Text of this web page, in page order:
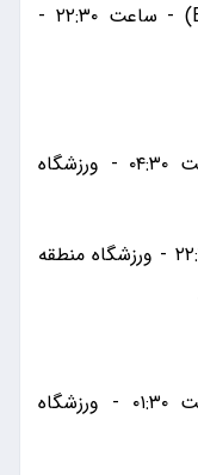
* کانادا - بوسنی و هرزگوین (گروه B) - ساعت ۲۲:۳۰ -
* آمریکا - پاراگوئه (گروه D) - ساعت ۰۴:۳۰ - ورزشگاه
* قطر - سوئیس (گروه B) - ساعت ۲۲:۳۰ - ورزشگاه منطقه
* برزیل - مراکش (گروه C) - ساعت ۰۱:۳۰ - ورزشگاه